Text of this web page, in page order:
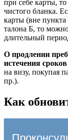
при себе карты,
чистого бланка.
карты (вне
талона Б, то
длительный
О продлении
истечения
на визу, покупая
пр.).
Как